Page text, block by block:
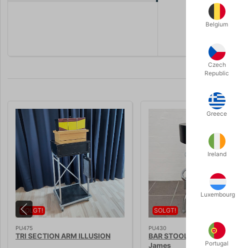
Et smukt og
indbygget
SOLGT!
PU475
TRI SECTION ARM ILLUSION
SOLGT!
PU430
BAR STOOL ANIMATOR - Kevin
James
Belgium
Czech
Republic
Greece
Ireland
Luxembourg
Portugal